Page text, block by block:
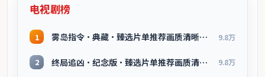
电视剧榜
1 雾岛指令·典藏·臻选片单推荐画质清晰观看流畅 9.8万
2 终局追凶·纪念版·臻选片单推荐画质清晰观看流畅 9.8万